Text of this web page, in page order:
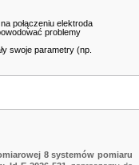
połączeniu elektroda
problemy
swoje parametry (np.
8 systemów pomiaru